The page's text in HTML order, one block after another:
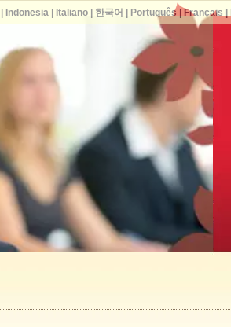
Indonesia| Italiano| 한국어 Português Français